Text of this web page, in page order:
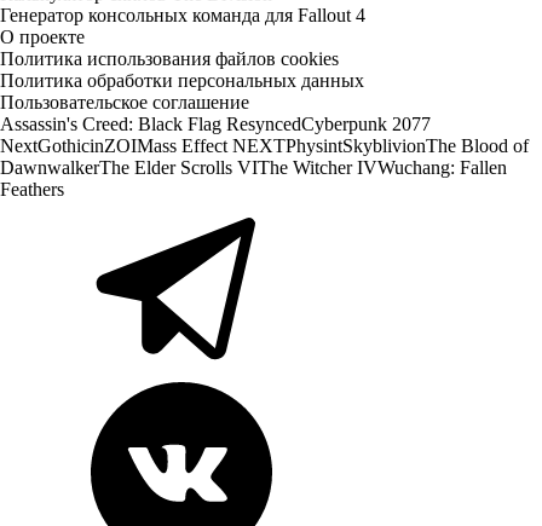
Генератор консольных команда для Fallout 4
О проекте
Политика использования файлов cookies
Политика обработки персональных данных
Пользовательское соглашение
Assassin's Creed: Black Flag ResyncedCyberpunk 2077
NextGothicinZOIMass Effect NEXTPhysintSkyblivionThe Blood of
DawnwalkerThe Elder Scrolls VIThe Witcher IVWuchang: Fallen
Feathers